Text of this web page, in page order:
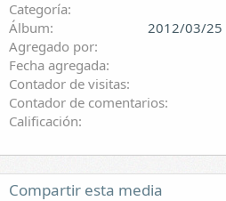
Categoría
Álbum
2012/03/25
Agregado por
Fecha agregada
Contador de visitas
Contador de comentarios
Calificación
Compartir esta media